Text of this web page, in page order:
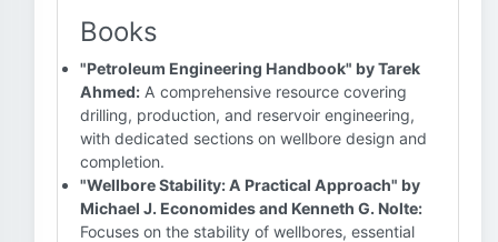
Books
"Petroleum Engineering Handbook" by Tarek
Ahmed: A comprehensive resource covering
drilling, production, and reservoir engineering,
with dedicated sections on wellbore design and
completion.
"Wellbore Stability: A Practical Approach" by
Michael J. Economides and Kenneth G. Nolte:
Focuses on the stability of wellbores, essential